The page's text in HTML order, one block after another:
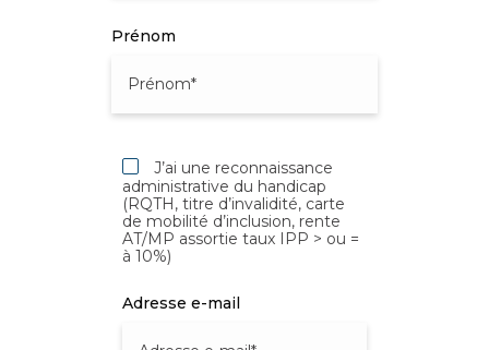
Prénom
J’ai une reconnaissance
administrative du handicap
(RQTH, titre d’invalidité, carte
de mobilité d’inclusion, rente
AT/MP assortie taux IPP > ou =
à 10%)
Adresse e-mail